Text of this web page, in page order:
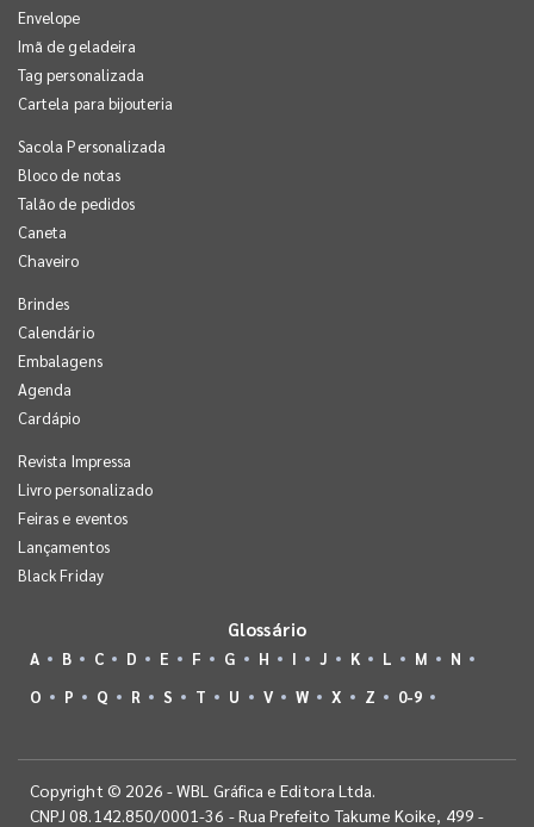
Envelope
Imã de geladeira
Tag personalizada
Cartela para bijouteria
Sacola Personalizada
Bloco de notas
Talão de pedidos
Caneta
Chaveiro
Brindes
Calendário
Embalagens
Agenda
Cardápio
Revista Impressa
Livro personalizado
Feiras e eventos
Lançamentos
Black Friday
Glossário
A B C D E F G H I J K L M
N
O
P Q R S T U V W X Z 0-9
Copyright © 2026 - WBL Gráfica e Editora Ltda.
CNPJ 08.142.850/0001-36 - Rua Prefeito Takume Koike, 499 -